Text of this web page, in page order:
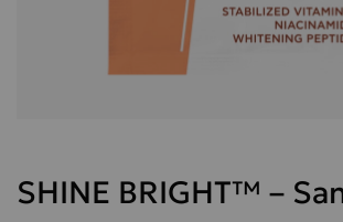
SHINE BRIGHT™ –